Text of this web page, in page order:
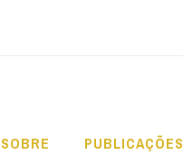
SOBRE PUBLICAÇÕES